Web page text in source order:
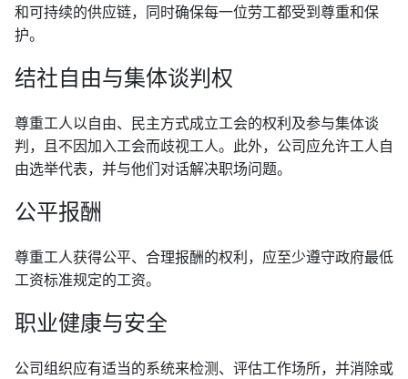
和可持续的供应链，同时确保每一位劳工都受到尊重和保
护。
结社自由与集体谈判权
尊重工人以自由、民主方式成立工会的权利及参与集体谈
判，且不因加入工会而歧视工人。此外，公司应允许工人自
由选举代表，并与他们对话解决职场问题。
公平报酬
尊重工人获得公平、合理报酬的权利，应至少遵守政府最低
工资标准规定的工资。
职业健康与安全
公司组织应有适当的系统来检测、评估工作场所，并消除或